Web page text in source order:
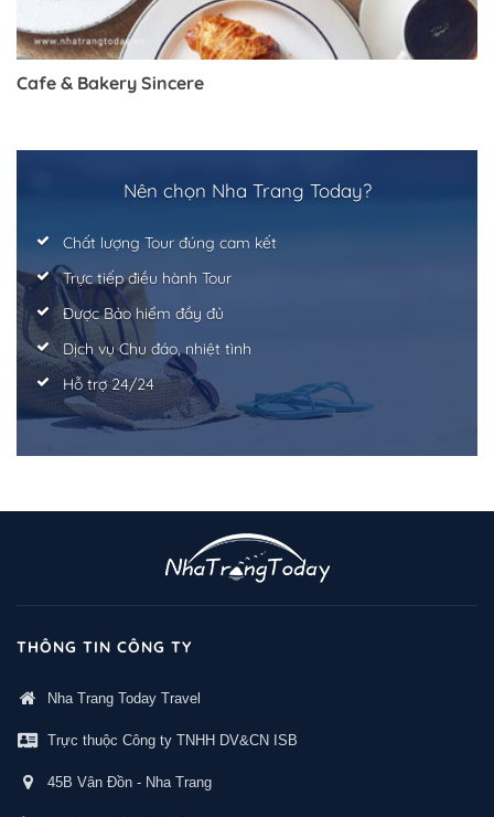
Cafe & Bakery Sincere
Nên chọn Nha Trang Today?
Chất lượng Tour đúng cam kết
Trực tiếp điều hành Tour
Được Bảo hiểm đầy đủ
Dịch vụ Chu đáo, nhiệt tình
Hỗ trợ 24/24
THÔNG TIN CÔNG TY
Nha Trang Today Travel
Trực thuộc Công ty TNHH DV&CN ISB
45B Vân Đồn - Nha Trang